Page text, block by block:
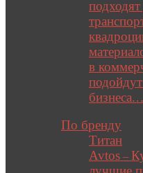
в
По бренду
Титан
Avtos –